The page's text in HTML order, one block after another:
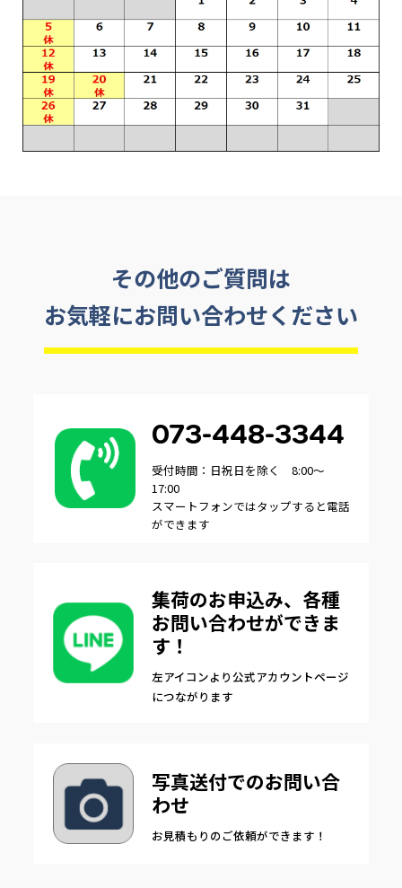
その他のご質問は
お気軽にお問い合わせください
073-448-3344
受付時間：日祝日を除く 8:00～
17:00
スマートフォンではタップすると電話
ができます
集荷のお申込み、各種
お問い合わせができま
す！
左アイコンより公式アカウントページ
につながります
写真送付でのお問い合
わせ
お見積もりのご依頼ができます！